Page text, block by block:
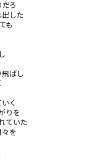
ろ
した
も
ばし
く
りを
ていた
を